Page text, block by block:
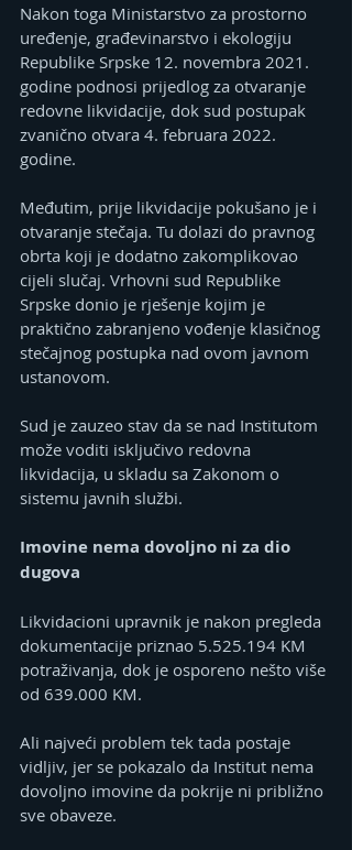
Nakon toga Ministarstvo za prostorno
uređenje, građevinarstvo i ekologiju
Republike Srpske 12. novembra 2021.
godine podnosi prijedlog za otvaranje
redovne likvidacije, dok sud postupak
zvanično otvara 4. februara 2022.
godine.
Međutim, prije likvidacije pokušano je i
otvaranje stečaja. Tu dolazi do pravnog
obrta koji je dodatno zakomplikovao
cijeli slučaj. Vrhovni sud Republike
Srpske donio je rješenje kojim je
praktično zabranjeno vođenje klasičnog
stečajnog postupka nad ovom javnom
ustanovom.
Sud je zauzeo stav da se nad Institutom
može voditi isključivo redovna
likvidacija, u skladu sa Zakonom o
sistemu javnih službi.
Imovine nema dovoljno ni za dio
dugova
Likvidacioni upravnik je nakon pregleda
dokumentacije priznao 5.525.194 KM
potraživanja, dok je osporeno nešto više
od 639.000 KM.
Ali najveći problem tek tada postaje
vidljiv, jer se pokazalo da Institut nema
dovoljno imovine da pokrije ni približno
sve obaveze.